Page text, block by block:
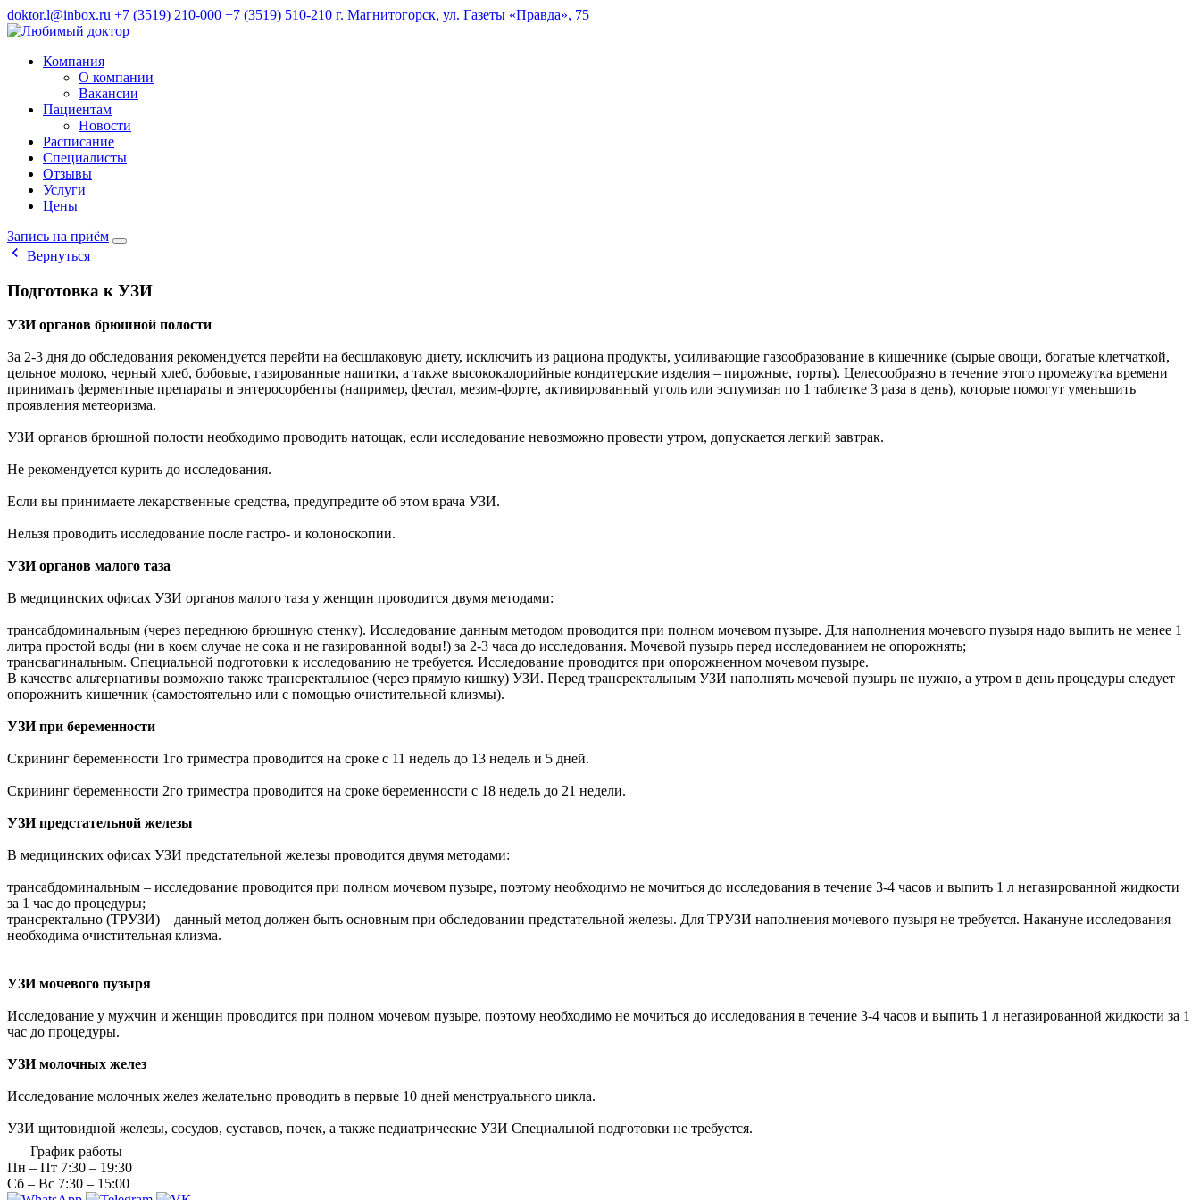
doktor.l@inbox.ru +7 (3519) 210-000 +7 (3519) 510-210 г. Магнитогорск, ул. Газеты «Правда», 75
Компания
О компании
Вакансии
Пациентам
Новости
Расписание
Специалисты
Отзывы
Услуги
Цены
Запись на приём
Вернуться
Подготовка к УЗИ
УЗИ органов брюшной полости
За 2-3 дня до обследования рекомендуется перейти на бесшлаковую диету, исключить из рациона продукты, усиливающие газообразование в кишечнике (сырые овощи, богатые клетчаткой,
цельное молоко, черный хлеб, бобовые, газированные напитки, а также высококалорийные кондитерские изделия – пирожные, торты). Целесообразно в течение этого промежутка времени
принимать ферментные препараты и энтеросорбенты (например, фестал, мезим-форте, активированный уголь или эспумизан по 1 таблетке 3 раза в день), которые помогут уменьшить
проявления метеоризма.
УЗИ органов брюшной полости необходимо проводить натощак, если исследование невозможно провести утром, допускается легкий завтрак.
Не рекомендуется курить до исследования.
Если вы принимаете лекарственные средства, предупредите об этом врача УЗИ.
Нельзя проводить исследование после гастро- и колоноскопии.
УЗИ органов малого таза
В медицинских офисах УЗИ органов малого таза у женщин проводится двумя методами:
трансабдоминальным (через переднюю брюшную стенку). Исследование данным методом проводится при полном мочевом пузыре. Для наполнения мочевого пузыря надо выпить не менее 1
литра простой воды (ни в коем случае не сока и не газированной воды!) за 2-3 часа до исследования. Мочевой пузырь перед исследованием не опорожнять;
трансвагинальным. Специальной подготовки к исследованию не требуется. Исследование проводится при опорожненном мочевом пузыре.
В качестве альтернативы возможно также трансректальное (через прямую кишку) УЗИ. Перед трансректальным УЗИ наполнять мочевой пузырь не нужно, а утром в день процедуры следует
опорожнить кишечник (самостоятельно или с помощью очистительной клизмы).
УЗИ при беременности
Скрининг беременности 1го триместра проводится на сроке с 11 недель до 13 недель и 5 дней.
Скрининг беременности 2го триместра проводится на сроке беременности с 18 недель до 21 недели.
УЗИ предстательной железы
В медицинских офисах УЗИ предстательной железы проводится двумя методами:
трансабдоминальным – исследование проводится при полном мочевом пузыре, поэтому необходимо не мочиться до исследования в течение 3-4 часов и выпить 1 л негазированной жидкости
за 1 час до процедуры;
трансректально (ТРУЗИ) – данный метод должен быть основным при обследовании предстательной железы. Для ТРУЗИ наполнения мочевого пузыря не требуется. Накануне исследования
необходима очистительная клизма.
УЗИ мочевого пузыря
Исследование у мужчин и женщин проводится при полном мочевом пузыре, поэтому необходимо не мочиться до исследования в течение 3-4 часов и выпить 1 л негазированной жидкости за 1
час до процедуры.
УЗИ молочных желез
Исследование молочных желез желательно проводить в первые 10 дней менструального цикла.
УЗИ щитовидной железы, сосудов, суставов, почек, а также педиатрические УЗИ Специальной подготовки не требуется.
График работы
Пн – Пт 7:30 – 19:30
Сб – Вс 7:30 – 15:00